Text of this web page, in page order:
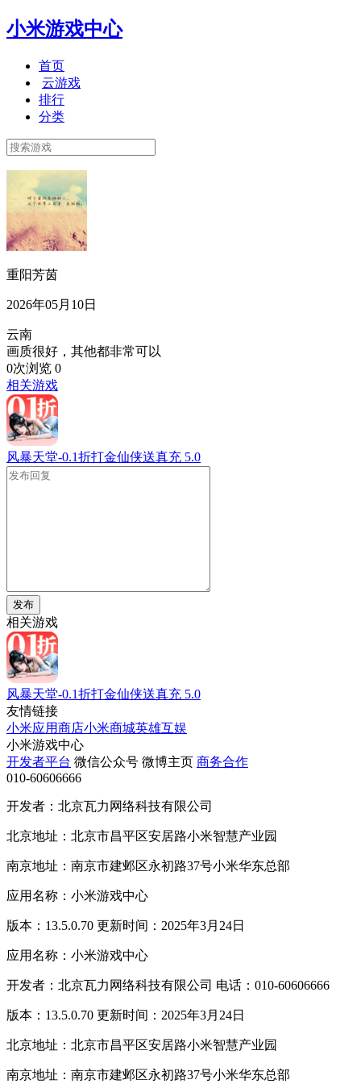
小米游戏中心
首页
云游戏
排行
分类
重阳芳茵
2026年05月10日
云南
画质很好，其他都非常可以
0次浏览 0
相关游戏
风暴天堂-0.1折打金仙侠送真充 5.0
发布
相关游戏
风暴天堂-0.1折打金仙侠送真充 5.0
友情链接
小米应用商店小米商城英雄互娱
小米游戏中心
开发者平台 微信公众号 微博主页 商务合作
010-60606666
开发者：北京瓦力网络科技有限公司
北京地址：北京市昌平区安居路小米智慧产业园
南京地址：南京市建邺区永初路37号小米华东总部
应用名称：小米游戏中心
版本：13.5.0.70 更新时间：2025年3月24日
应用名称：小米游戏中心
开发者：北京瓦力网络科技有限公司 电话：010-60606666
版本：13.5.0.70 更新时间：2025年3月24日
北京地址：北京市昌平区安居路小米智慧产业园
南京地址：南京市建邺区永初路37号小米华东总部